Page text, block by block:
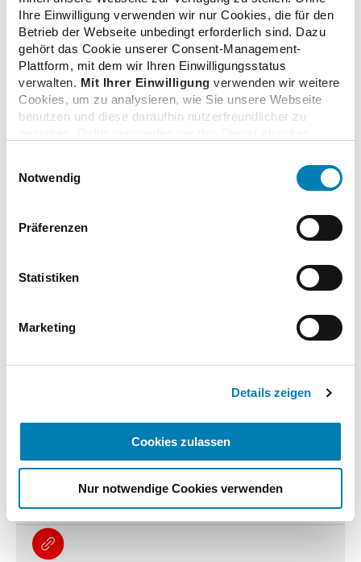
Ihre Einwilligung verwenden wir nur Cookies, die für den
Betrieb der Webseite unbedingt erforderlich sind. Dazu
gehört das Cookie unserer Consent-Management-
Plattform, mit dem wir Ihren Einwilligungsstatus
verwalten. Mit Ihrer Einwilligung verwenden wir weitere
Cookies, um zu analysieren, wie Sie unsere Webseite
benutzen und diese daraufhin nutzerfreundlicher zu
Adresse und Ihr Surfverhalten verarbeitet. Mit einem
Klick auf „Cookies zulassen“ stimmen Sie der
erforderlichen Cookies zu. Über die Schaltfläche „Nur
notwendige Cookies verwenden“ können Sie die nicht
unteren Regler Ihre persönlichen Bedürfnisse individuell
einstellen. Sie können Ihre Einwilligung jederzeit mit
Datenschutzhinweisen.
Impressum
Notwendig
Präferenzen
Statistiken
Marketing
Details zeigen
Cookies zulassen
Nur notwendige Cookies verwenden
Rahmenbedingungen für Apotheken aufgerufen.
© ThaV
Zusatzinformationen